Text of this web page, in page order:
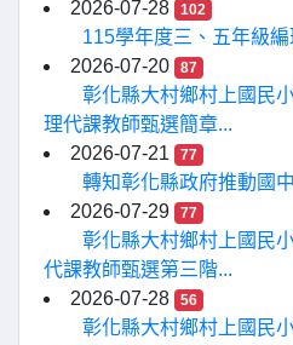
2026-07-28
102
115學年度三、五年級
2026-07-20
87
彰化縣大村鄉村上國民
理代課教師甄選簡章...
2026-07-21
77
轉知彰化縣政府推動國
2026-07-29
77
彰化縣大村鄉村上國民
代課教師甄選第三階...
2026-07-28
56
彰化縣大村鄉村上國民